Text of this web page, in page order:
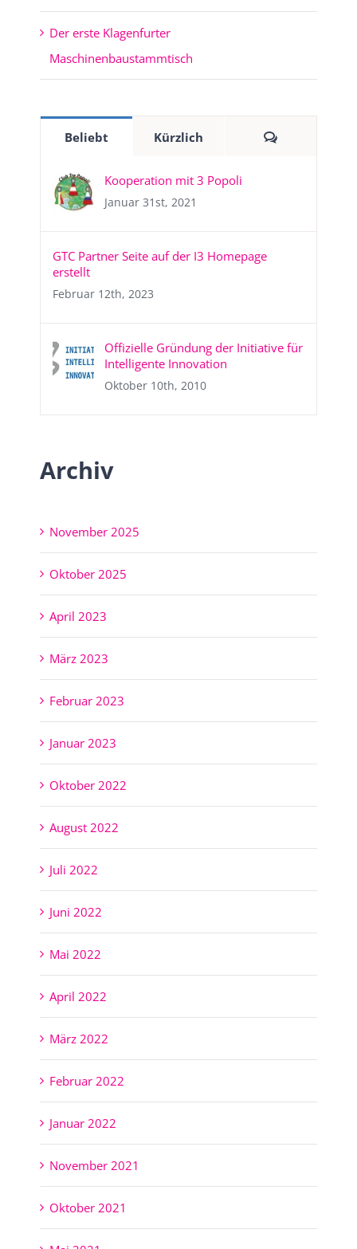
Der erste Klagenfurter
Maschinenbaustammtisch
Beliebt Kürzlich Kommentare
Kooperation mit 3 Popoli
Januar 31st, 2021
GTC Partner Seite auf der I3 Homepage
erstellt
Februar 12th, 2023
Offizielle Gründung der Initiative für
Intelligente Innovation
Oktober 10th, 2010
Archiv
November 2025
Oktober 2025
April 2023
März 2023
Februar 2023
Januar 2023
Oktober 2022
August 2022
Juli 2022
Juni 2022
Mai 2022
April 2022
März 2022
Februar 2022
Januar 2022
November 2021
Oktober 2021